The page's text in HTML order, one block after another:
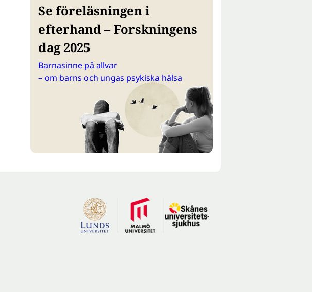
Se föreläsningen i
efterhand – Forskningens
dag 2025
Barnasinne på allvar
– om barns och ungas psykiska hälsa